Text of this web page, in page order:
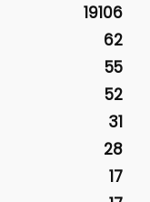
19106
62
55
52
31
28
17